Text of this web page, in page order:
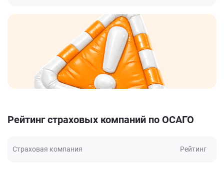
Рейтинг страховых компаний по ОСАГО
Страховая компания Рейтинг